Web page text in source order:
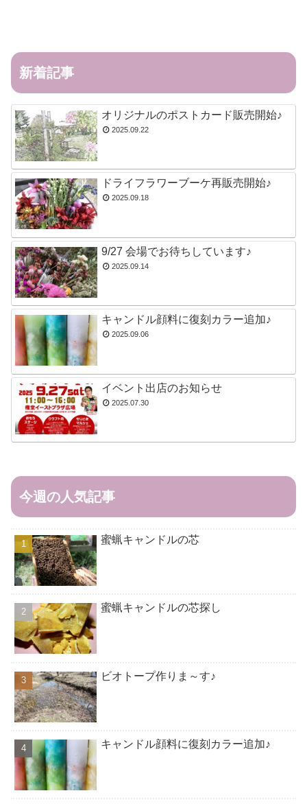
新着記事
オリジナルのポストカード販売開始♪
2025.09.22
ドライフラワーブーケ再販売開始♪
2025.09.18
9/27 会場でお待ちしています♪
2025.09.14
キャンドル顔料に復刻カラー追加♪
2025.09.06
イベント出店のお知らせ
2025.07.30
今週の人気記事
蜜蝋キャンドルの芯
蜜蝋キャンドルの芯探し
ビオトープ作りま～す♪
キャンドル顔料に復刻カラー追加♪